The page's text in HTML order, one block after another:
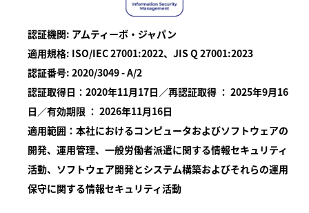
認証機関: アムティーボ・ジャパン
適用規格: ISO/IEC 27001:2022、JIS Q 27001:2023
認証番号: 2020/3049 - A/2
認証取得日：2020年11月17日／再認証取得 ： 2025年9月16
日／有効期限 ： 2026年11月16日
適用範囲：本社におけるコンピュータおよびソフトウェアの
開発、運用管理、一般労働者派遣に関する情報セキュリティ
活動、ソフトウェア開発とシステム構築およびそれらの運用
保守に関する情報セキュリティ活動